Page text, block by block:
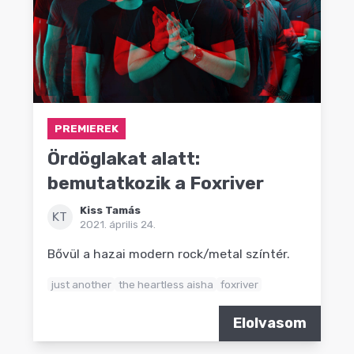
KULT
MÁSVILÁG
BLOG
PREMIEREK
Ördöglakat alatt:
bemutatkozik a Foxriver
KT
Kiss Tamás
2021. április 24.
Bővül a hazai modern rock/metal színtér.
just another the heartless aisha foxriver
Elolvasom